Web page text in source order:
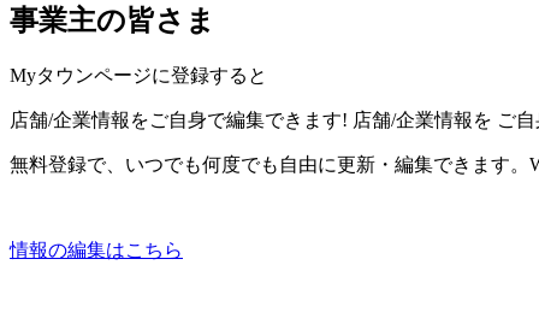
事業主の皆さま
Myタウンページに登録すると
店舗/企業情報をご自身で編集できます! 店舗/企業情報を ご
無料登録で、いつでも何度でも自由に更新・編集できます。
情報の編集はこちら